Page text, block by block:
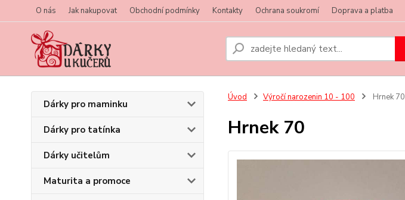
O nás Jak nakupovat Obchodní podmínky Kontakty Ochrana soukromí Doprava a platba
Dárky pro maminku
Dárky pro tatínka
Dárky učitelům
Maturita a promoce
Úvod Výročí narozenin 10 - 100 Hrnek 70
Hrnek 70